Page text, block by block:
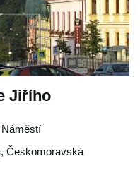
Jiřího
, Českomoravská